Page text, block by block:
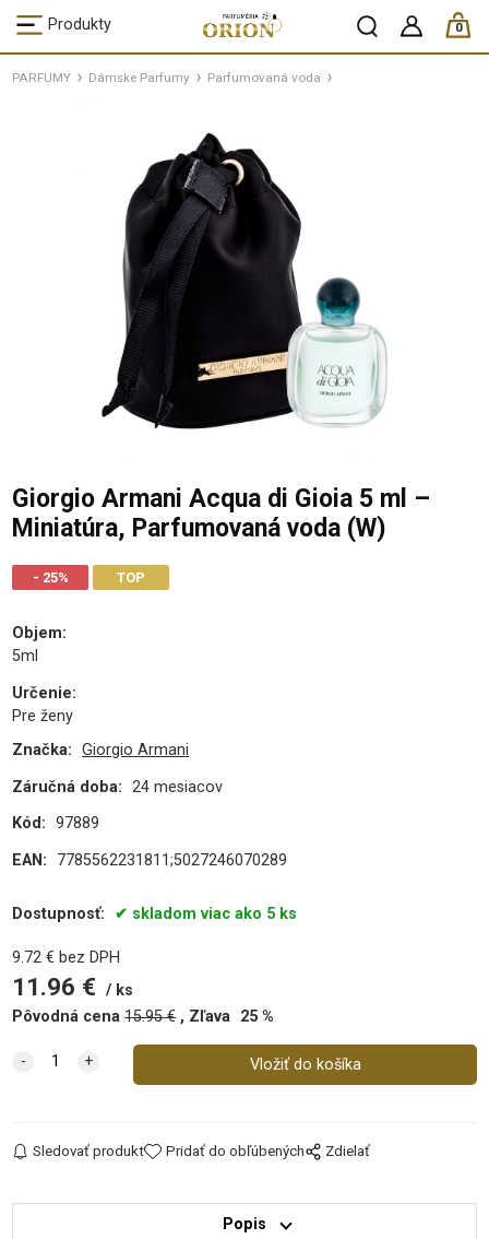
Produkty 0
ks /
PARFUMY Dámske Parfumy Parfumovaná voda
Giorgio Armani Acqua di Gioia 5 ml –
Miniatúra, Parfumovaná voda (W)
- 25% TOP
Objem:
5ml
Určenie:
Pre ženy
Značka: Giorgio Armani
Záručná doba: 24 mesiacov
Kód: 97889
EAN:
7785562231811;5027246070289
Dostupnosť: skladom viac ako 5 ks
9.72 € bez DPH
11.96 €
ks
Pôvodná cena 15.95€ Zľava 25 %
Sledovať produkt Pridať do obľúbených Zdielať
Popis